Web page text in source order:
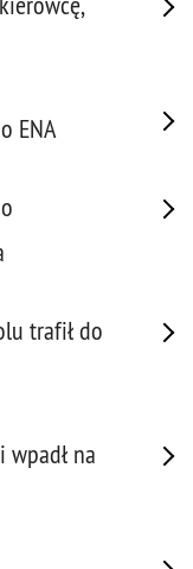
ENA
trafił do
wpadł na